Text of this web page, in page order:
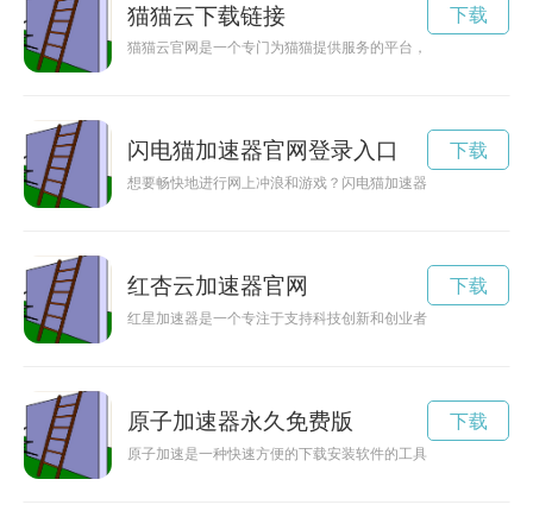
猫猫云下载链接
猫猫云官网是一个专门为猫猫提供服务的平台，集合了各种猫
下载
闪电猫加速器官网登录入口
想要畅快地进行网上冲浪和游戏？闪电猫加速器是您的最佳选
下载
红杏云加速器官网
红星加速器是一个专注于支持科技创新和创业者的平台，为创
下载
原子加速器永久免费版
原子加速是一种快速方便的下载安装软件的工具，帮助用户节
下载